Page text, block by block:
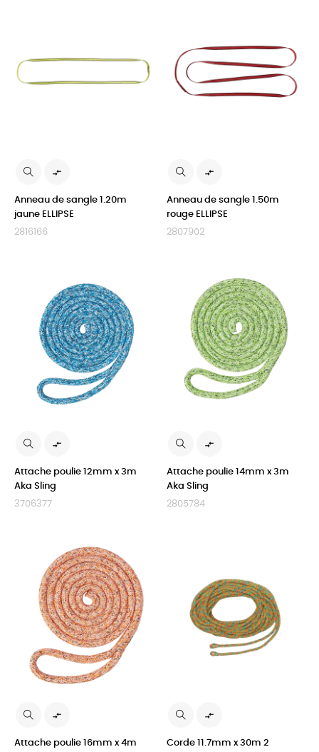

Anneau de sangle 1.20m
jaune ELLIPSE
2816166

Anneau de sangle 1.50m
rouge ELLIPSE
2807902

Attache poulie 12mm x 3m
Aka Sling
3706377

Attache poulie 14mm x 3m
Aka Sling
2805784

Attache poulie 16mm x 4m

Corde 11.7mm x 30m 2